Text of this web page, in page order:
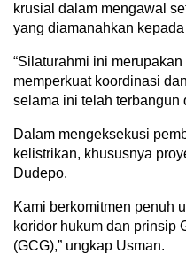
krusial dalam mengawal
yang diamanahkan
“Silaturahmi ini
memperkuat koordinasi
selama ini telah terbangun
Dalam mengeksekusi
kelistrikan, khususnya
Dudepo.
Kami berkomitmen penuh
koridor hukum dan prinsip
(GCG),” ungkap Usman.